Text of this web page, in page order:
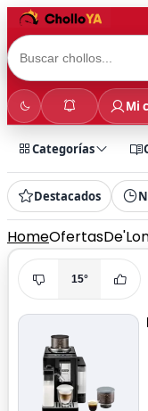
Mi
Categorías
Destacados
HomeOfertas
15°